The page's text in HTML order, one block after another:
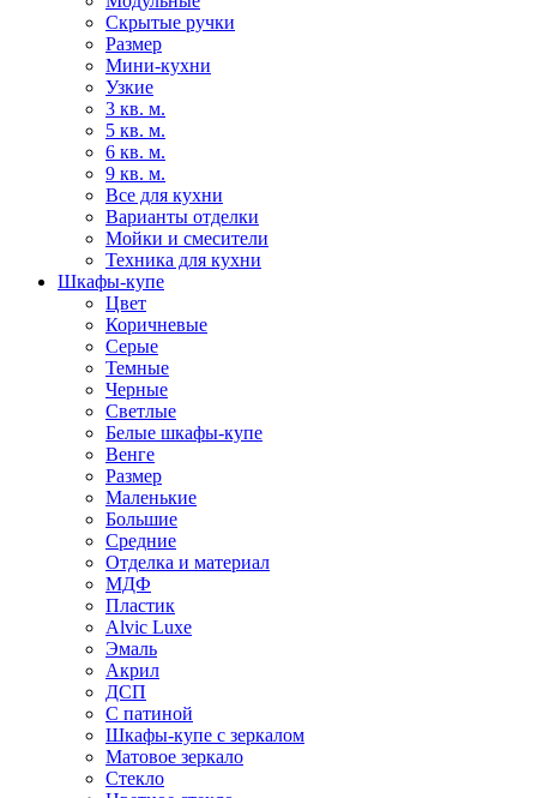
Скрытые ручки
Размер
Мини-кухни
Узкие
3 кв. м.
5 кв. м.
6 кв. м.
9 кв. м.
Все для кухни
Варианты отделки
Мойки и смесители
Техника для кухни
Шкафы-купе
Цвет
Коричневые
Серые
Темные
Черные
Светлые
Белые шкафы-купе
Венге
Размер
Маленькие
Большие
Средние
Отделка и материал
МДФ
Пластик
Alvic Luxe
Эмаль
Акрил
ДСП
С патиной
Шкафы-купе с зеркалом
Матовое зеркало
Стекло